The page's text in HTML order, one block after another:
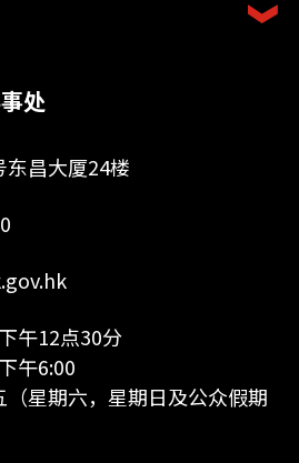
处
昌大厦24楼
午12点30分
午6:00
星期六，星期日及公众假期